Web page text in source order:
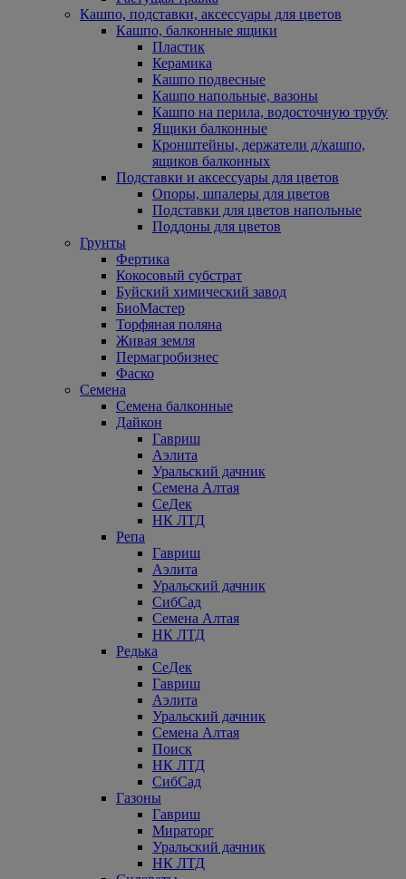
Кашпо, подставки, аксессуары для цветов
Кашпо, балконные ящики
Пластик
Керамика
Кашпо подвесные
Кашпо напольные, вазоны
Кашпо на перила, водосточную трубу
Ящики балконные
Кронштейны, держатели д/кашпо,
ящиков балконных
Подставки и аксессуары для цветов
Опоры, шпалеры для цветов
Подставки для цветов напольные
Поддоны для цветов
Грунты
Фертика
Кокосовый субстрат
Буйский химический завод
БиоМастер
Торфяная поляна
Живая земля
Пермагробизнес
Фаско
Семена
Семена балконные
Дайкон
Гавриш
Аэлита
Уральский дачник
Семена Алтая
СеДек
НК ЛТД
Репа
Гавриш
Аэлита
Уральский дачник
СибСад
Семена Алтая
НК ЛТД
Редька
СеДек
Гавриш
Аэлита
Уральский дачник
Семена Алтая
Поиск
НК ЛТД
СибСад
Газоны
Гавриш
Мираторг
Уральский дачник
НК ЛТД